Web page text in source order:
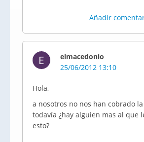
Añadir
E
elmacedonio
25/06/2012 13:10
Hola,
a nosotros no nos han cobrado
todavía ¿hay alguien mas al que
esto?